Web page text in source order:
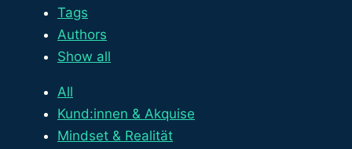
Tags
Authors
Show all
All
Kund:innen & Akquise
Mindset & Realität